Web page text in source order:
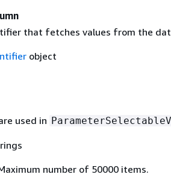
that fetches values from the
object
used in
number of 50000 items.